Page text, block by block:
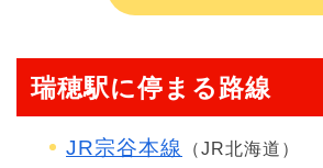
瑞穂駅に停まる路線
JR宗谷本線 （JR北海道）